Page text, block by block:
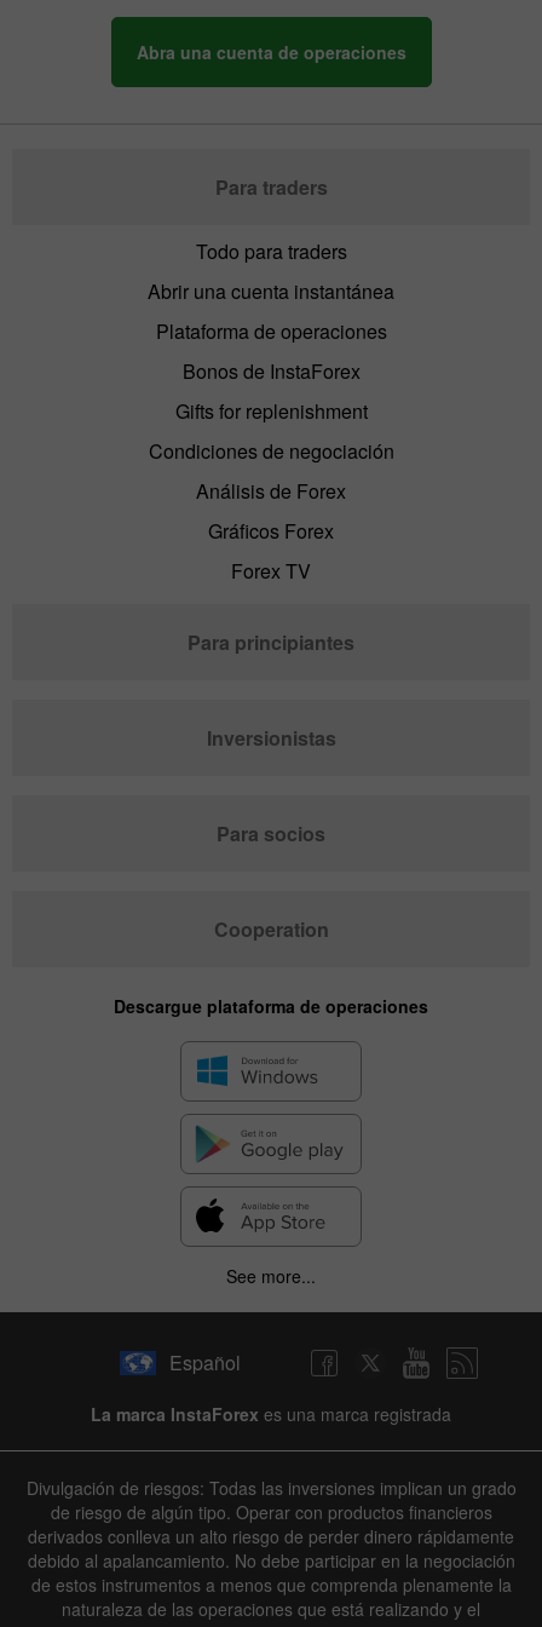
Abra una cuenta de operaciones
Para traders
Todo para traders
Abrir una cuenta instantánea
Plataforma de operaciones
Bonos de InstaForex
Gifts for replenishment
Condiciones de negociación
Análisis de Forex
Gráficos Forex
Forex TV
Para principiantes
Inversionistas
Para socios
Cooperation
Descargue plataforma de operaciones
See more...
Español
La marca InstaForex es una marca registrada
Divulgación de riesgos: Todas las inversiones implican un grado
de riesgo de algún tipo. Operar con productos financieros
derivados conlleva un alto riesgo de perder dinero rápidamente
debido al apalancamiento. No debe participar en la negociación
de estos instrumentos a menos que comprenda plenamente la
naturaleza de las operaciones que está realizando y el